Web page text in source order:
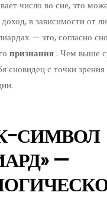
число во сне, это
в зависимости от
— это, согласно
признания . Чем выше
сновидец с точки
СИМВОЛ
—